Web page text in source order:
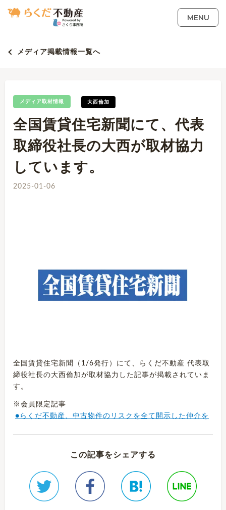
MENU
メディア掲載情報一覧へ
メディア取材情報 大西倫加
全国賃貸住宅新聞にて、代表
取締役社長の大西が取材協力
しています。
2025-01-06
全国賃貸住宅新聞（1/6発行）にて、らくだ不動産 代表取
締役社長の大西倫加が取材協力した記事が掲載されていま
す。
※会員限定記事
●らくだ不動産、中古物件のリスクを全て開示した仲介を
この記事をシェアする